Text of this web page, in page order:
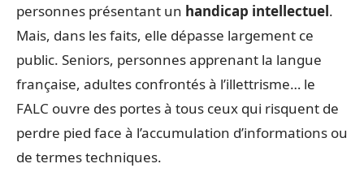
personnes présentant un handicap intellectuel.
Mais, dans les faits, elle dépasse largement ce
public. Seniors, personnes apprenant la langue
française, adultes confrontés à l’illettrisme… le
FALC ouvre des portes à tous ceux qui risquent de
perdre pied face à l’accumulation d’informations ou
de termes techniques.